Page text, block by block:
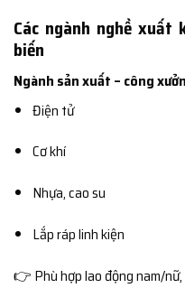
Các ngành nghề xuất
biến
Ngành sản xuất – công
Điện tử
Cơ khí
Nhựa, cao su
Lắp ráp linh kiện
👉 Phù hợp lao động nam/